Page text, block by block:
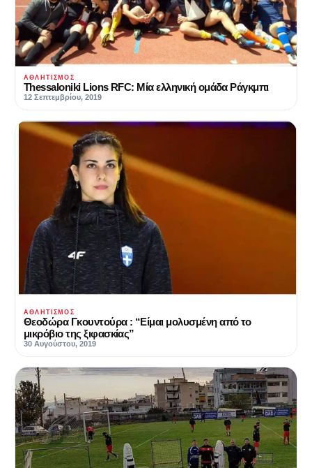
ΑΘΛΗΤΙΣΜΌΣ
Thessaloniki Lions RFC: Μία ελληνική ομάδα Ράγκμπι
12 Σεπτεμβρίου, 2019
ΑΘΛΗΤΙΣΜΌΣ
Θεοδώρα Γκουντούρα : “Είμαι μολυσμένη από το
μικρόβιο της ξιφασκίας”
30 Αυγούστου, 2019